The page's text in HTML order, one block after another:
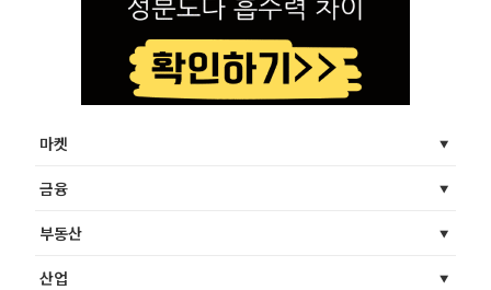
마켓
금융
부동산
산업